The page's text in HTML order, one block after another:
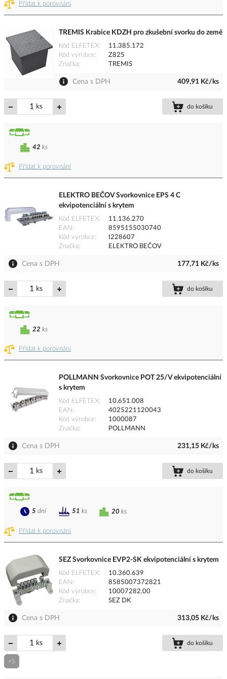
Přidat k porovnání
TREMIS Krabice KDZH pro zkušební svorku do země
Kód ELFETEX
11.385.172
Kód výrobce
Z825
Značka
TREMIS
Cena s DPH 409,91 Kč/ks
ks do košíku
Přidat k porovnání
42 ks
ELEKTRO BEČOV Svorkovnice EPS 4 C
ekvipotenciální s krytem
Kód ELFETEX
11.136.270
EAN
8595155030740
Kód výrobce
I228607
Značka
ELEKTRO BEČOV
Cena s DPH 177,71 Kč/ks
ks do košíku
Přidat k porovnání
22 ks
POLLMANN Svorkovnice POT 25/V ekvipotenciální
s krytem
Kód ELFETEX
10.651.008
EAN
4025221120043
Kód výrobce
1000087
Značka
POLLMANN
Cena s DPH 231,15 Kč/ks
ks do košíku
Přidat k porovnání
20 ks
5 dní 51 ks
SEZ Svorkovnice EVP2-SK ekvipotenciální s krytem
Kód ELFETEX
10.360.639
EAN
8585007372821
Kód výrobce
10007282.00
Značka
SEZ DK
Cena s DPH 313,05 Kč/ks
ks do košíku
+5